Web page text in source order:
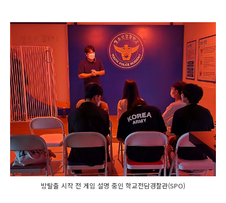
방탈출 시작 전 게임 설명 중인 학교전담경찰관(SPO)